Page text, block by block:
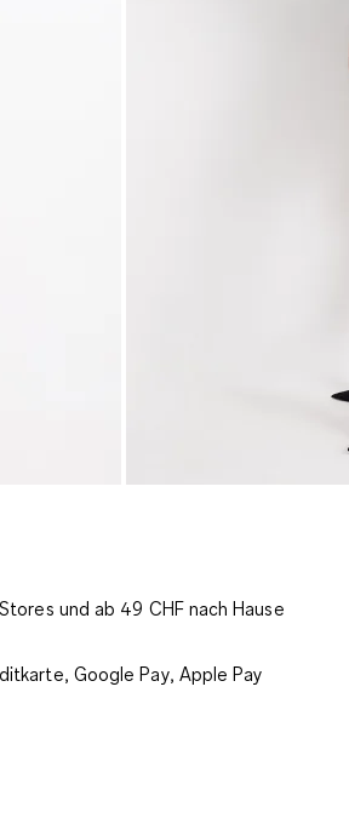
und ab 49 CHF nach Hause
Google Pay, Apple Pay